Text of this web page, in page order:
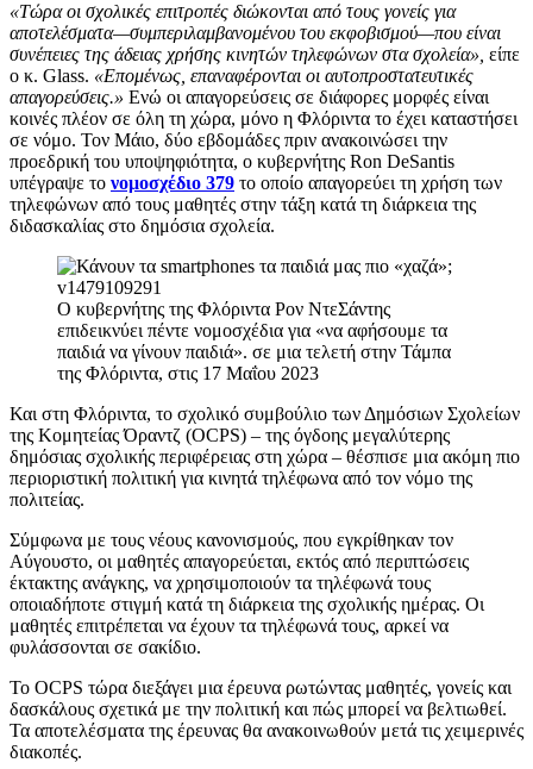
«Τώρα οι σχολικές επιτροπές διώκονται από τους γονείς για
αποτελέσματα—συμπεριλαμβανομένου του εκφοβισμού—που είναι
συνέπειες της άδειας χρήσης κινητών τηλεφώνων στα σχολεία», είπε
ο κ. Glass. «Επομένως, επαναφέρονται οι αυτοπροστατευτικές
απαγορεύσεις.» Ενώ οι απαγορεύσεις σε διάφορες μορφές είναι
κοινές πλέον σε όλη τη χώρα, μόνο η Φλόριντα το έχει καταστήσει
σε νόμο. Τον Μάιο, δύο εβδομάδες πριν ανακοινώσει την
προεδρική του υποψηφιότητα, ο κυβερνήτης Ron DeSantis
υπέγραψε το νομοσχέδιο 379 το οποίο απαγορεύει τη χρήση των
τηλεφώνων από τους μαθητές στην τάξη κατά τη διάρκεια της
διδασκαλίας στο δημόσια σχολεία.
Ο κυβερνήτης της Φλόριντα Ρον ΝτεΣάντης
επιδεικνύει πέντε νομοσχέδια για «να αφήσουμε τα
παιδιά να γίνουν παιδιά». σε μια τελετή στην Τάμπα
της Φλόριντα, στις 17 Μαΐου 2023
Και στη Φλόριντα, το σχολικό συμβούλιο των Δημόσιων Σχολείων
της Κομητείας Όραντζ (OCPS) – της όγδοης μεγαλύτερης
δημόσιας σχολικής περιφέρειας στη χώρα – θέσπισε μια ακόμη πιο
περιοριστική πολιτική για κινητά τηλέφωνα από τον νόμο της
πολιτείας.
Σύμφωνα με τους νέους κανονισμούς, που εγκρίθηκαν τον
Αύγουστο, οι μαθητές απαγορεύεται, εκτός από περιπτώσεις
έκτακτης ανάγκης, να χρησιμοποιούν τα τηλέφωνά τους
οποιαδήποτε στιγμή κατά τη διάρκεια της σχολικής ημέρας. Οι
μαθητές επιτρέπεται να έχουν τα τηλέφωνά τους, αρκεί να
φυλάσσονται σε σακίδιο.
Το OCPS τώρα διεξάγει μια έρευνα ρωτώντας μαθητές, γονείς και
δασκάλους σχετικά με την πολιτική και πώς μπορεί να βελτιωθεί.
Τα αποτελέσματα της έρευνας θα ανακοινωθούν μετά τις χειμερινές
διακοπές.